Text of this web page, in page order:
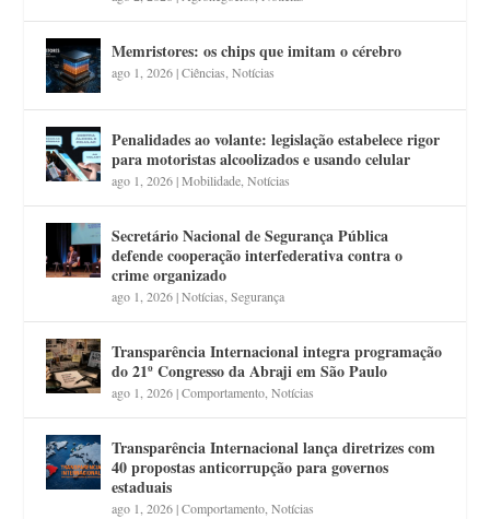
Memristores: os chips que imitam o cérebro
ago 1, 2026|Ciências,Notícias
Penalidades ao volante: legislação estabelece rigor
para motoristas alcoolizados e usando celular
ago 1, 2026|Mobilidade,Notícias
Secretário Nacional de Segurança Pública
defende cooperação interfederativa contra o
crime organizado
ago 1, 2026|Notícias,Segurança
Transparência Internacional integra programação
do 21º Congresso da Abraji em São Paulo
ago 1, 2026|Comportamento,Notícias
Transparência Internacional lança diretrizes com
40 propostas anticorrupção para governos
estaduais
ago 1, 2026|Comportamento,Notícias